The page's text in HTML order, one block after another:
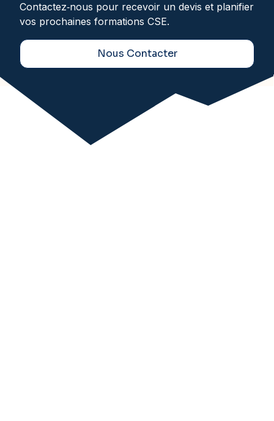
Contactez‑nous pour recevoir un devis et planifier
vos prochaines formations CSE.
Nous Contacter